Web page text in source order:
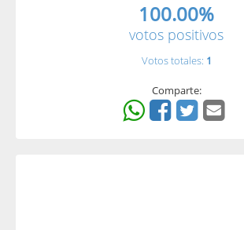
100.00%
votos positivos
Votos totales: 1
Comparte: